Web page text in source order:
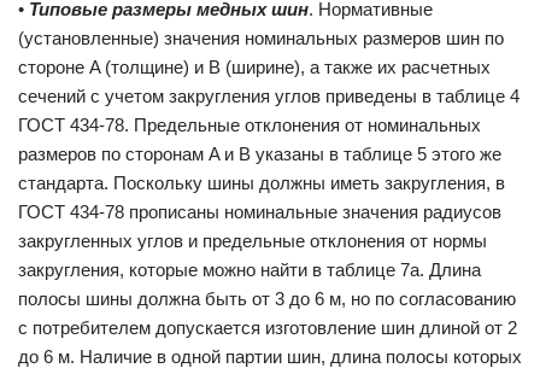
• Типовые размеры медных шин. Нормативные
(установленные) значения номинальных размеров шин по
стороне A (толщине) и B (ширине), а также их расчетных
сечений с учетом закругления углов приведены в таблице 4
ГОСТ 434-78. Предельные отклонения от номинальных
размеров по сторонам A и B указаны в таблице 5 этого же
стандарта. Поскольку шины должны иметь закругления, в
ГОСТ 434-78 прописаны номинальные значения радиусов
закругленных углов и предельные отклонения от нормы
закругления, которые можно найти в таблице 7а. Длина
полосы шины должна быть от 3 до 6 м, но по согласованию
с потребителем допускается изготовление шин длиной от 2
до 6 м. Наличие в одной партии шин, длина полосы которых